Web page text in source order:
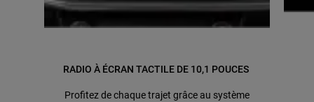
RADIO À ÉCRAN TACTILE DE 10,1 POUCES
Profitez de chaque trajet grâce au système